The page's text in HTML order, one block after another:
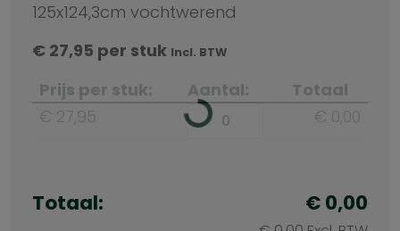
125x124,3cm vochtwerend
€ 27,95 per stuk Incl. BTW
Prijs per stuk: Aantal:
Totaal
€ 27,95
€ 0,00
Totaal: € 0,00